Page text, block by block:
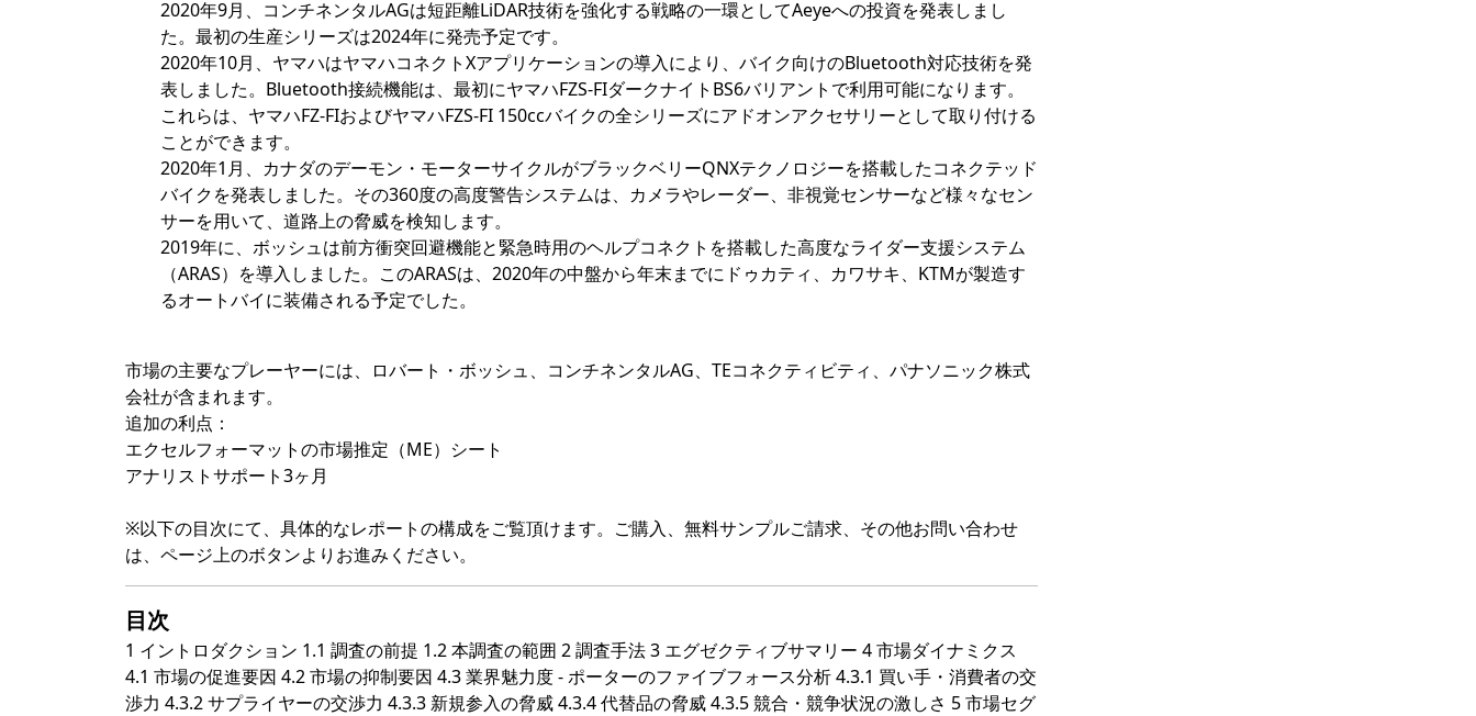
2020年9月、コンチネンタルAGは短距離LiDAR技術を強化する戦略の一環としてAeyeへの投資を発表しまし
た。最初の生産シリーズは2024年に発売予定です。
2020年10月、ヤマハはヤマハコネクトXアプリケーションの導入により、バイク向けのBluetooth対応技術を発
表しました。Bluetooth接続機能は、最初にヤマハFZS-FIダークナイトBS6バリアントで利用可能になります。
これらは、ヤマハFZ-FIおよびヤマハFZS-FI 150ccバイクの全シリーズにアドオンアクセサリーとして取り付ける
ことができます。
2020年1月、カナダのデーモン・モーターサイクルがブラックベリーQNXテクノロジーを搭載したコネクテッド
バイクを発表しました。その360度の高度警告システムは、カメラやレーダー、非視覚センサーなど様々なセン
サーを用いて、道路上の脅威を検知します。
2019年に、ボッシュは前方衝突回避機能と緊急時用のヘルプコネクトを搭載した高度なライダー支援システム
（ARAS）を導入しました。このARASは、2020年の中盤から年末までにドゥカティ、カワサキ、KTMが製造す
るオートバイに装備される予定でした。
市場の主要なプレーヤーには、ロバート・ボッシュ、コンチネンタルAG、TEコネクティビティ、パナソニック株式
会社が含まれます。
追加の利点：
エクセルフォーマットの市場推定（ME）シート
アナリストサポート3ヶ月
※以下の目次にて、具体的なレポートの構成をご覧頂けます。ご購入、無料サンプルご請求、その他お問い合わせ
は、ページ上のボタンよりお進みください。
目次
1 イントロダクション 1.1 調査の前提 1.2 本調査の範囲 2 調査手法 3 エグゼクティブサマリー 4 市場ダイナミクス
4.1 市場の促進要因 4.2 市場の抑制要因 4.3 業界魅力度 - ポーターのファイブフォース分析 4.3.1 買い手・消費者の交
渉力 4.3.2 サプライヤーの交渉力 4.3.3 新規参入の脅威 4.3.4 代替品の脅威 4.3.5 競合・競争状況の激しさ 5 市場セグ